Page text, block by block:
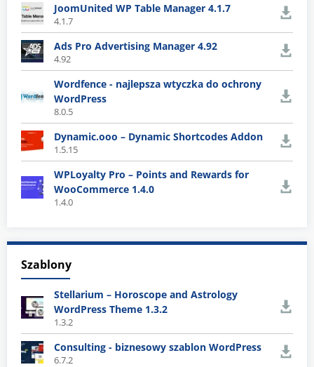
JoomUnited WP Table Manager 4.1.7
4.1.7
Ads Pro Advertising Manager 4.92
4.92
Wordfence - najlepsza wtyczka do ochrony
WordPress
8.0.5
Dynamic.ooo – Dynamic Shortcodes Addon
1.5.15
WPLoyalty Pro – Points and Rewards for
WooCommerce 1.4.0
1.4.0
Szablony
Stellarium – Horoscope and Astrology
WordPress Theme 1.3.2
1.3.2
Consulting - biznesowy szablon WordPress
6.7.2